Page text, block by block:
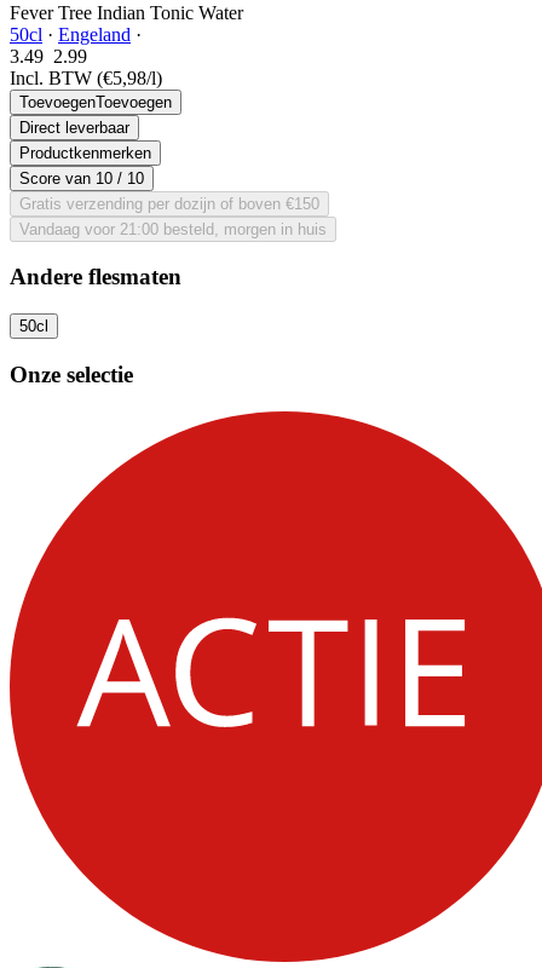
Fever Tree Indian Tonic Water
50cl · Engeland ·
3.49 2.99
Incl. BTW (€5,98/l)
ToevoegenToevoegen
Direct leverbaar
Productkenmerken
Score van 10 / 10
Gratis verzending per dozijn of boven €150
Vandaag voor 21:00 besteld, morgen in huis
Andere flesmaten
50cl
Onze selectie